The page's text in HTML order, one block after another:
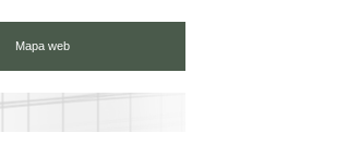
Mapa web